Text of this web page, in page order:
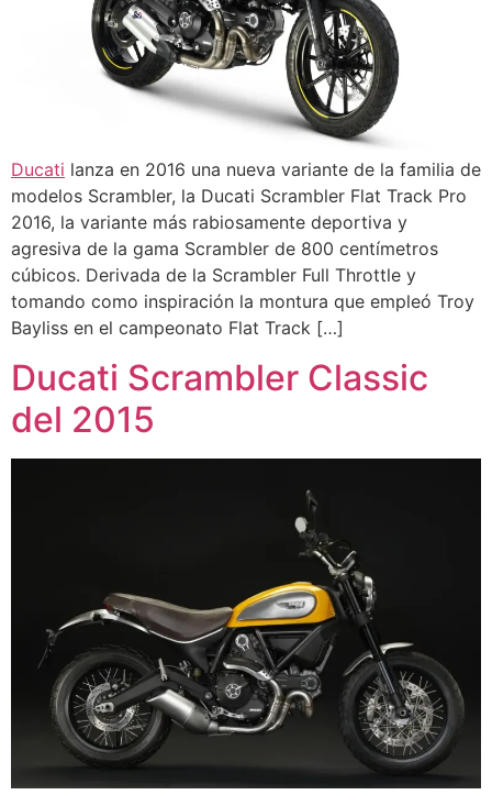
Ducati lanza en 2016 una nueva variante de la familia de
modelos Scrambler, la Ducati Scrambler Flat Track Pro
2016, la variante más rabiosamente deportiva y
agresiva de la gama Scrambler de 800 centímetros
cúbicos. Derivada de la Scrambler Full Throttle y
tomando como inspiración la montura que empleó Troy
Bayliss en el campeonato Flat Track […]
Ducati Scrambler Classic
del 2015